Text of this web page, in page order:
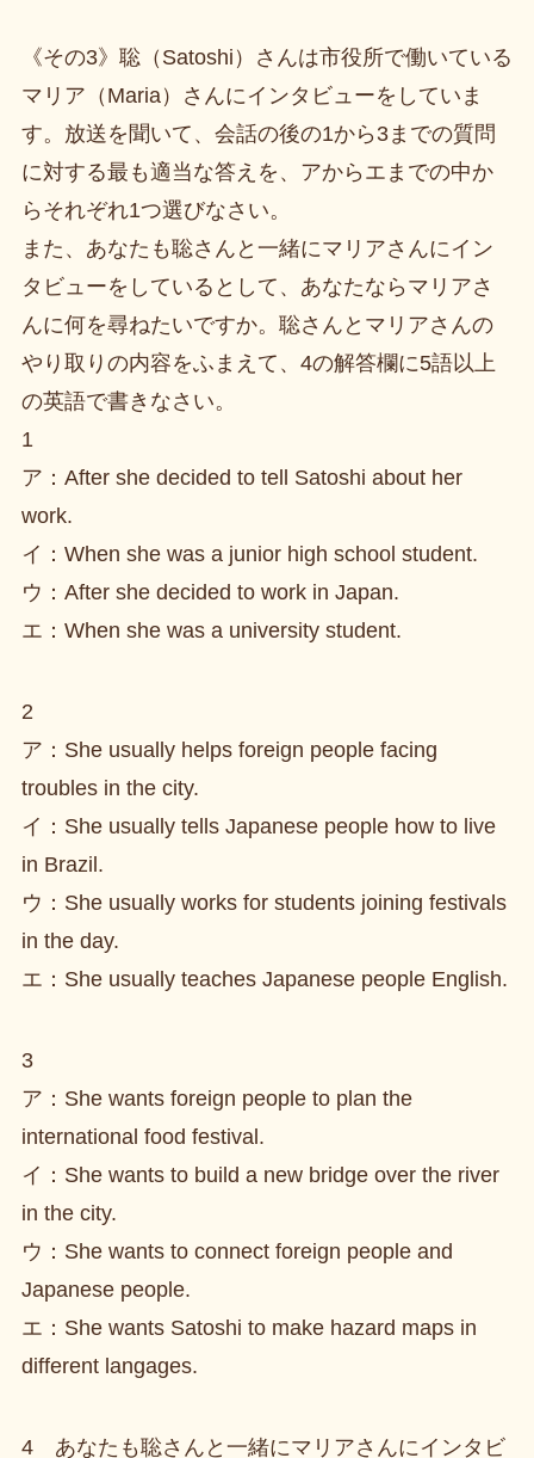
《その3》聡（Satoshi）さんは市役所で働いている
マリア（Maria）さんにインタビューをしていま
す。放送を聞いて、会話の後の1から3までの質問
に対する最も適当な答えを、アからエまでの中か
らそれぞれ1つ選びなさい。
また、あなたも聡さんと一緒にマリアさんにイン
タビューをしているとして、あなたならマリアさ
んに何を尋ねたいですか。聡さんとマリアさんの
やり取りの内容をふまえて、4の解答欄に5語以上
の英語で書きなさい。
1
ア：After she decided to tell Satoshi about her
work.
イ：When she was a junior high school student.
ウ：After she decided to work in Japan.
エ：When she was a university student.
2
ア：She usually helps foreign people facing
troubles in the city.
イ：She usually tells Japanese people how to live
in Brazil.
ウ：She usually works for students joining festivals
in the day.
エ：She usually teaches Japanese people English.
3
ア：She wants foreign people to plan the
international food festival.
イ：She wants to build a new bridge over the river
in the city.
ウ：She wants to connect foreign people and
Japanese people.
エ：She wants Satoshi to make hazard maps in
different langages.
4 あなたも聡さんと一緒にマリアさんにインタビ